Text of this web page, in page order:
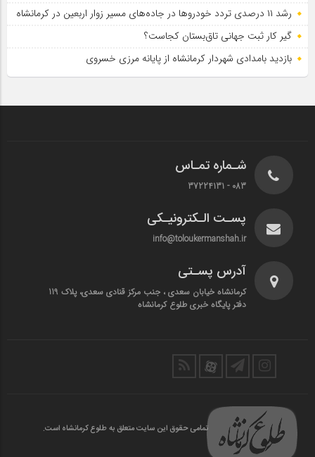
رشد ۱۱ درصدی تردد خودروها در جاده‌های مسیر زوار اربعین در کرمانشاه
گیر کار ثبت جهانی تاق‌بستان کجاست؟
بازدید بامدادی شهردار کرمانشاه از پایانه مرزی خسروی
شـماره تمـاس
083 - 37224131
پسـت الـکترونیـکی
info@toloukermanshah.ir
آدرس پسـتی
کرمانشاه خیابان سعدی ، جنب مرکز قنادی سعدی، پلاک 119
دفتر پایگاه خبری طلوع کرمانشاه
تمامی حقوق این سایت متعلق به طلوع کرمانشاه است.